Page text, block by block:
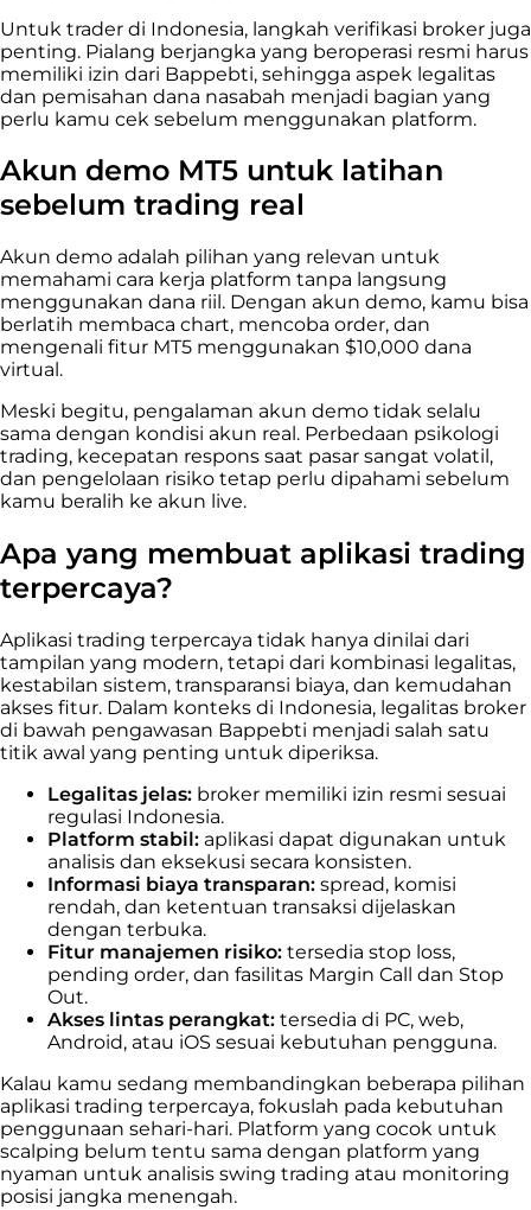
Untuk trader di Indonesia, langkah verifikasi broker juga
penting. Pialang berjangka yang beroperasi resmi harus
memiliki izin dari Bappebti, sehingga aspek legalitas
dan pemisahan dana nasabah menjadi bagian yang
perlu kamu cek sebelum menggunakan platform.
Akun demo MT5 untuk latihan
sebelum trading real
Akun demo adalah pilihan yang relevan untuk
memahami cara kerja platform tanpa langsung
menggunakan dana riil. Dengan akun demo, kamu bisa
berlatih membaca chart, mencoba order, dan
mengenali fitur MT5 menggunakan $10,000 dana
virtual.
Meski begitu, pengalaman akun demo tidak selalu
sama dengan kondisi akun real. Perbedaan psikologi
trading, kecepatan respons saat pasar sangat volatil,
dan pengelolaan risiko tetap perlu dipahami sebelum
kamu beralih ke akun live.
Apa yang membuat aplikasi trading
terpercaya?
Aplikasi trading terpercaya tidak hanya dinilai dari
tampilan yang modern, tetapi dari kombinasi legalitas,
kestabilan sistem, transparansi biaya, dan kemudahan
akses fitur. Dalam konteks di Indonesia, legalitas broker
di bawah pengawasan Bappebti menjadi salah satu
titik awal yang penting untuk diperiksa.
Legalitas jelas: broker memiliki izin resmi sesuai
regulasi Indonesia.
Platform stabil: aplikasi dapat digunakan untuk
analisis dan eksekusi secara konsisten.
Informasi biaya transparan: spread, komisi
rendah, dan ketentuan transaksi dijelaskan
dengan terbuka.
Fitur manajemen risiko: tersedia stop loss,
pending order, dan fasilitas Margin Call dan Stop
Out.
Akses lintas perangkat: tersedia di PC, web,
Android, atau iOS sesuai kebutuhan pengguna.
Kalau kamu sedang membandingkan beberapa pilihan
aplikasi trading terpercaya, fokuslah pada kebutuhan
penggunaan sehari-hari. Platform yang cocok untuk
scalping belum tentu sama dengan platform yang
nyaman untuk analisis swing trading atau monitoring
posisi jangka menengah.